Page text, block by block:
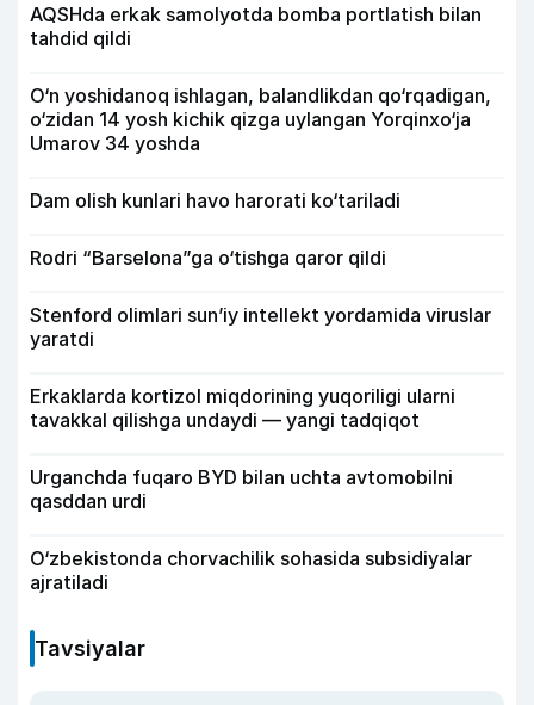
AQSHda erkak samolyotda bomba portlatish bilan
tahdid qildi
O‘n yoshidanoq ishlagan, balandlikdan qo‘rqadigan,
o‘zidan 14 yosh kichik qizga uylangan Yorqinxo‘ja
Umarov 34 yoshda
Dam olish kunlari havo harorati ko‘tariladi
Rodri “Barselona”ga o‘tishga qaror qildi
Stenford olimlari sun’iy intellekt yordamida viruslar
yaratdi
Erkaklarda kortizol miqdorining yuqoriligi ularni
tavakkal qilishga undaydi — yangi tadqiqot
Urganchda fuqaro BYD bilan uchta avtomobilni
qasddan urdi
O‘zbekistonda chorvachilik sohasida subsidiyalar
ajratiladi
Tavsiyalar